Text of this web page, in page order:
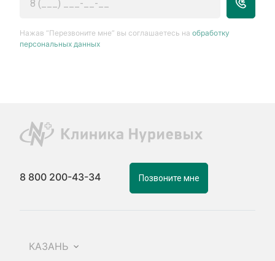
Нажав “Перезвоните мне” вы соглашаетесь наобработку
персональных данных
8 800 200-43-34 Позвоните мне
КАЗАНЬ